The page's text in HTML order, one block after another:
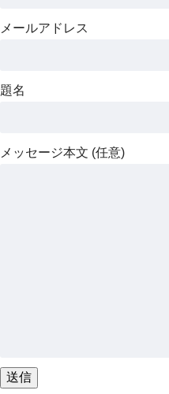
メールアドレス
題名
メッセージ本文 (任意)